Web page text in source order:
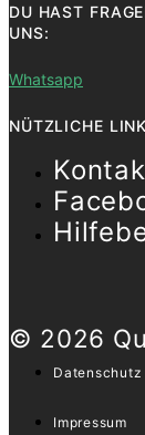
DU HAST
UNS:
Whatsapp
NÜTZLICHE
© 2026
Datenschutz
Impressum